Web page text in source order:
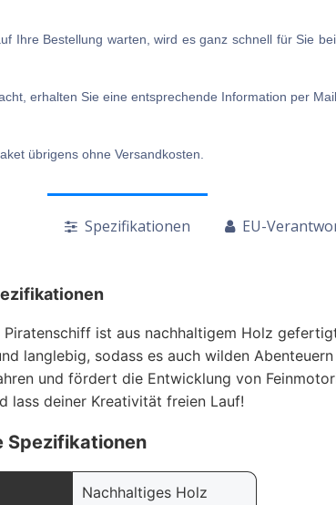
Ihre Bestellung warten, wird es ganz schnell für Sie
erhalten Sie eine entsprechende Information per
übrigens ohne Versandkosten.
Spezifikationen EU-
Piratenschiff ist aus nachhaltigem Holz
langlebig, sodass es auch wilden
und fördert die Entwicklung von
lass deiner Kreativität freien Lauf!
Spezifikationen
Nachhaltiges Holz